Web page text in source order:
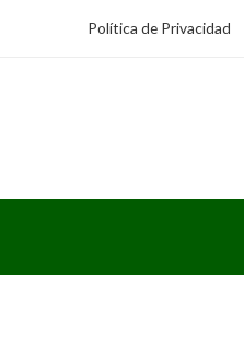
Política de Privacidad